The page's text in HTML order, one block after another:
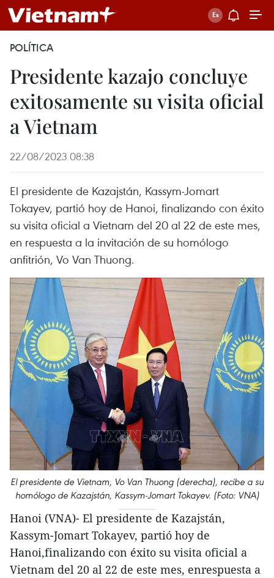
POLÍTICA
Presidente kazajo concluye
exitosamente su visita oficial
a Vietnam
22/08/2023 08:38
El presidente de Kazajstán, Kassym-Jomart
Tokayev, partió hoy de Hanoi, finalizando con éxito
su visita oficial a Vietnam del 20 al 22 de este mes,
en respuesta a la invitación de su homólogo
anfitrión, Vo Van Thuong.
El presidente de Vietnam, Vo Van Thuong (derecha), recibe a su
homólogo de Kazajstán, Kassym-Jomart Tokayev. (Foto: VNA)
Hanoi (VNA)- El presidente de Kazajstán,
Kassym-Jomart Tokayev, partió hoy de
Hanoi,finalizando con éxito su visita oficial a
Vietnam del 20 al 22 de este mes, enrespuesta a